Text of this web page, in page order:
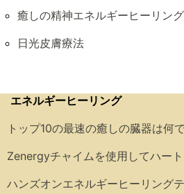
癒しの精神エネルギーヒーリン
日光皮膚療法
エネルギーヒーリング
トップ10の最速の癒しの臓器は何
Zenergyチャイムを使用してハー
ハンズオンエネルギーヒーリング